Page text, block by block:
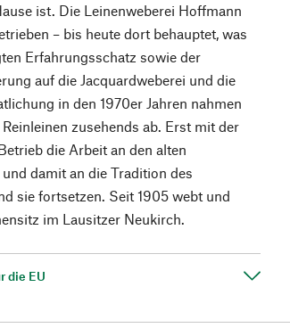
ist. Die Leinenweberei Hoffmann
– bis heute dort behauptet, was
Erfahrungsschatz sowie der
auf die Jacquardweberei und die
in den 1970er Jahren nahmen
zusehends ab. Erst mit der
die Arbeit an den alten
damit an die Tradition des
sie fortsetzen. Seit 1905 webt und
im Lausitzer Neukirch.
die EU